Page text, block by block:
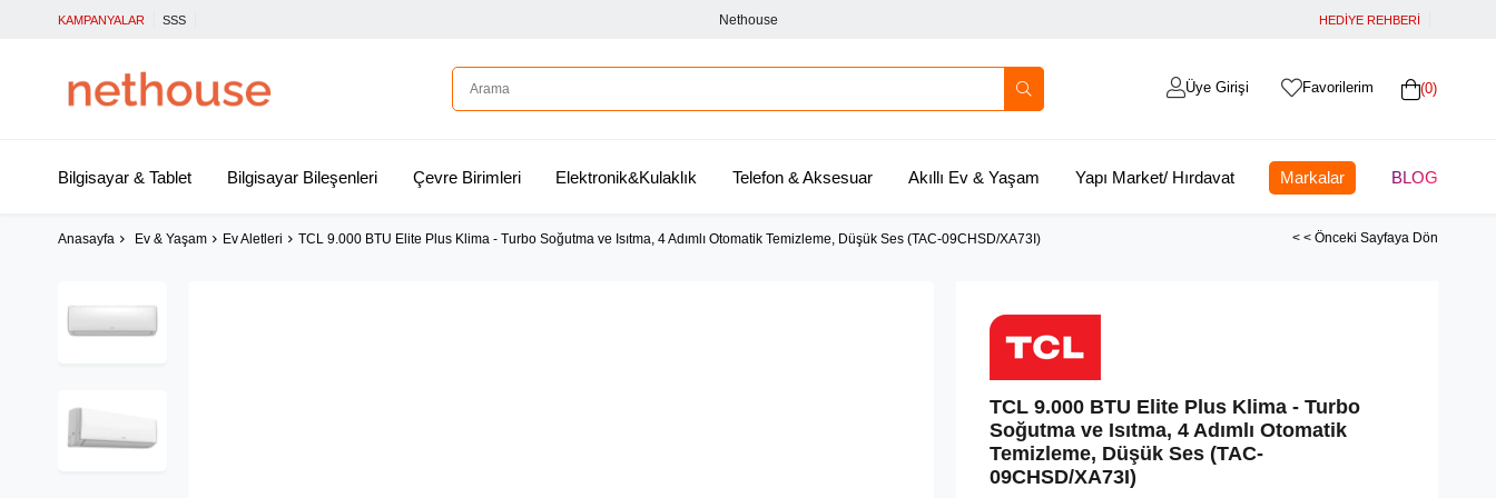
KAMPANYALAR SSS Nethouse HEDİYE REHBERİ
0
Favorilerim
Üye Girişi
Bilgisayar & Tablet Bilgisayar Bileşenleri Çevre Birimleri Elektronik&Kulaklık Telefon & Aksesuar Akıllı Ev & Yaşam Yapı Market/ Hırdavat Markalar BLOG
Anasayfa Ev & Yaşam Ev Aletleri TCL 9.000 BTU Elite Plus Klima - Turbo Soğutma ve Isıtma, 4 Adımlı Otomatik Temizleme, Düşük Ses (TAC-09CHSD/XA73I) < < Önceki Sayfaya Dön
TCL 9.000 BTU Elite Plus Klima - Turbo
Soğutma ve Isıtma, 4 Adımlı Otomatik
Temizleme, Düşük Ses (TAC-
09CHSD/XA73I)